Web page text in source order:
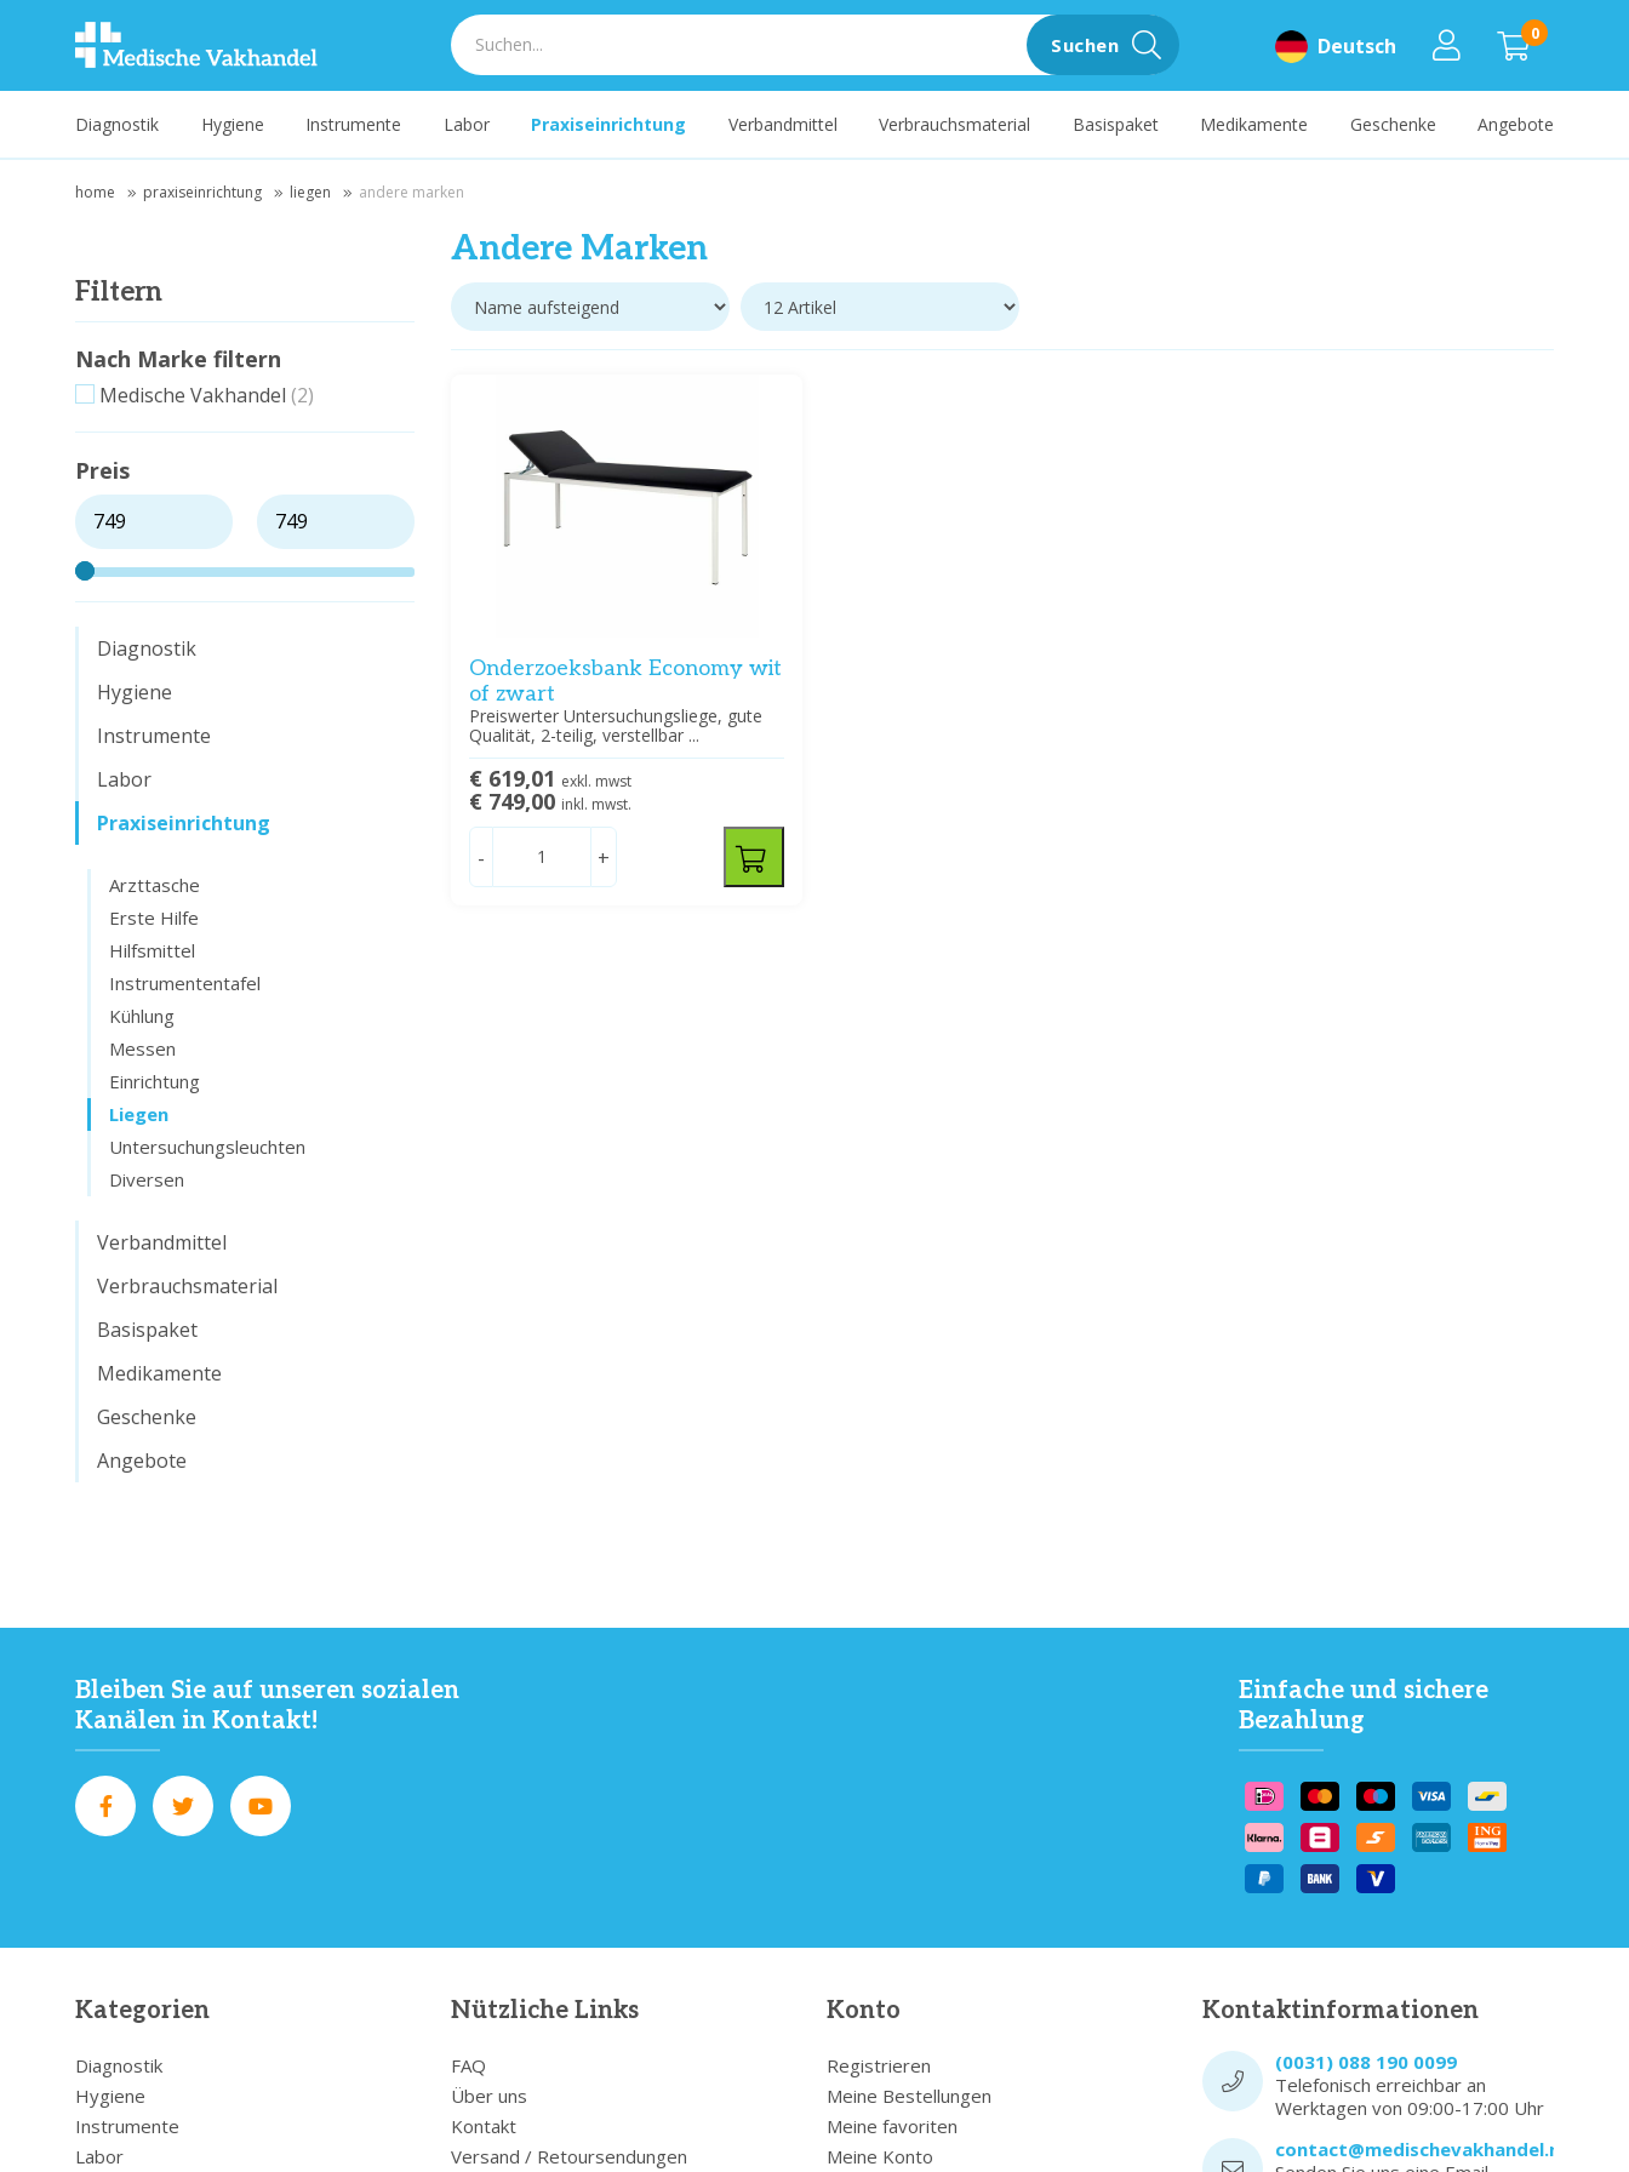
0
Deutsch
Suchen
Diagnostik Hygiene Instrumente Labor Praxiseinrichtung Verbandmittel Verbrauchsmaterial Basispaket Medikamente Geschenke Angebote
home praxiseinrichtung liegen andere marken
Filtern
Nach Marke filtern
Medische Vakhandel (2)
Preis
Diagnostik
Hygiene
Instrumente
Labor
Praxiseinrichtung
Arzttasche
Erste Hilfe
Hilfsmittel
Instrumententafel
Kühlung
Messen
Einrichtung
Liegen
Untersuchungsleuchten
Diversen
Verbandmittel
Verbrauchsmaterial
Basispaket
Medikamente
Geschenke
Angebote
Andere Marken
Onderzoeksbank Economy wit
of zwart
Preiswerter Untersuchungsliege, gute
Qualität, 2-teilig, verstellbar ...
€ 619,01 exkl. mwst
€ 749,00 inkl. mwst.
- +
Bleiben Sie auf unseren sozialen
Kanälen in Kontakt!
Einfache und sichere
Bezahlung
Kategorien
Diagnostik
Hygiene
Instrumente
Labor
Nützliche Links
FAQ
Über uns
Kontakt
Versand / Retoursendungen
Konto
Registrieren
Meine Bestellungen
Meine favoriten
Meine Konto
Kontaktinformationen
(0031) 088 190 0099
Telefonisch erreichbar an
Werktagen von 09:00-17:00 Uhr
contact@medischevakhandel.nl